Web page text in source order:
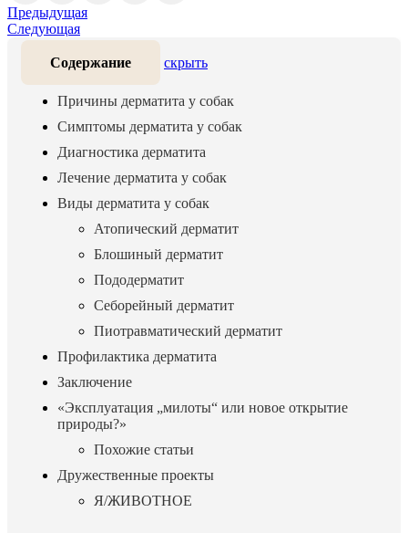
Предыдущая
Следующая
Содержание скрыть
Причины дерматита у собак
Симптомы дерматита у собак
Диагностика дерматита
Лечение дерматита у собак
Виды дерматита у собак
Атопический дерматит
Блошиный дерматит
Пододерматит
Себорейный дерматит
Пиотравматический дерматит
Профилактика дерматита
Заключение
«Эксплуатация „милоты“ или новое открытие
природы?»
Похожие статьи
Дружественные проекты
Я/ЖИВОТНОЕ